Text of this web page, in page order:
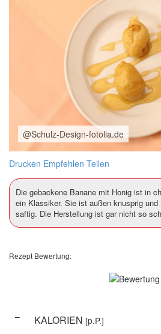
@Schulz-Design-fotolia.de
Drucken Empfehlen Teilen
Die gebackene Banane mit Honig ist in
ein Klassiker. Sie ist außen knusprig
saftig. Die Herstellung ist gar nicht so
Rezept Bewertung:
– KALORIEN [p.P.]